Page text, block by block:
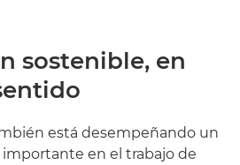
sostenible, en
está desempeñando un
importante en el trabajo de